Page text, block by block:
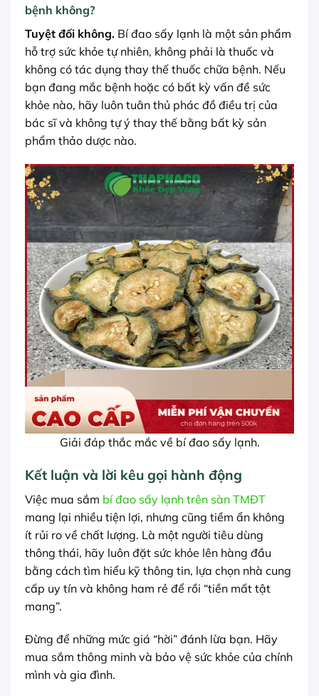
bệnh không?
Tuyệt đối không. Bí đao sấy lạnh là một sản phẩm
hỗ trợ sức khỏe tự nhiên, không phải là thuốc và
không có tác dụng thay thế thuốc chữa bệnh. Nếu
bạn đang mắc bệnh hoặc có bất kỳ vấn đề sức
khỏe nào, hãy luôn tuân thủ phác đồ điều trị của
bác sĩ và không tự ý thay thế bằng bất kỳ sản
phẩm thảo dược nào.
Giải đáp thắc mắc về bí đao sấy lạnh.
Kết luận và lời kêu gọi hành động
Việc mua sắm bí đao sấy lạnh trên sàn TMĐT
mang lại nhiều tiện lợi, nhưng cũng tiềm ẩn không
ít rủi ro về chất lượng. Là một người tiêu dùng
thông thái, hãy luôn đặt sức khỏe lên hàng đầu
bằng cách tìm hiểu kỹ thông tin, lựa chọn nhà cung
cấp uy tín và không ham rẻ để rồi “tiền mất tật
mang”.
Đừng để những mức giá “hời” đánh lừa bạn. Hãy
mua sắm thông minh và bảo vệ sức khỏe của chính
mình và gia đình.